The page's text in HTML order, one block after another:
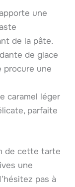
une
de la pâte.
de glace
procure une
caramel léger
parfaite
de cette tarte
une
pas à